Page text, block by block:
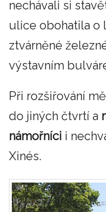
nechávali si
ulice obohatila o
ztvárněné
výstavním
Při rozšiřování
do jiných čtvrtí a
námořníci i
Xinés.